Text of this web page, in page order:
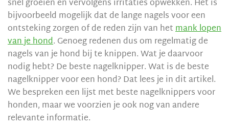
snel groeien en vervolgens irritaties opwekken. Het is
bijvoorbeeld mogelijk dat de lange nagels voor een
ontsteking zorgen of de reden zijn van hetmank lopen
van je hond. Genoeg redenen dus om regelmatig de
nagels van je hond bij te knippen. Wat je daarvoor
nodig hebt? De beste nagelknipper. Wat is de beste
nagelknipper voor een hond? Dat lees je in dit artikel.
We bespreken een lijst met beste nagelknippers voor
honden, maar we voorzien je ook nog van andere
relevante informatie.